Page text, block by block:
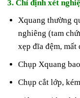
3. Chỉ định xét
Xquang thường
nghiêng (tam
xẹp đĩa đệm,
Chụp Xquang
Chụp cắt lớp,